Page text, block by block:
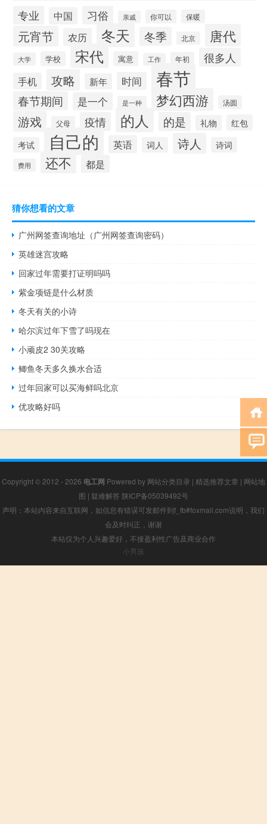
专业 中国 习俗 亲戚 你可以 保暖
元宵节 农历 冬天 冬季 北京 唐代
大学 学校 宋代 寓意 工作 年初 很多人
手机 攻略 新年 时间 春节
春节期间 是一个 是一种 梦幻西游 汤圆
游戏 父母 疫情 的人 的是 礼物 红包
考试 自己的 英语 词人 诗人 诗词
费用 还不 都是
猜你想看的文章
广州网签查询地址（广州网签查询密码）
英雄迷宫攻略
回家过年需要打证明吗吗
紫金项链是什么材质
冬天有关的小诗
哈尔滨过年下雪了吗现在
小顽皮2 30关攻略
鲫鱼冬天多久换水合适
过年回家可以买海鲜吗北京
优攻略好吗
Copyright © 2012 - 2026 电工网 Powered by 网站分类目录 | 精选推荐文章 | 网站地
图 | 疑难解答 陕ICP备05039492号
声明：本站内容来自互联网，如信息有错误可发邮件到f_fb#foxmail.com说明，我们
会及时纠正，谢谢
本站仅为个人兴趣爱好，不接盈利性广告及商业合作
小男孩